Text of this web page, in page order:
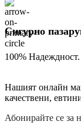
Сигурно
100%
Нашият онлайн
качествени,
Абонирайте се за